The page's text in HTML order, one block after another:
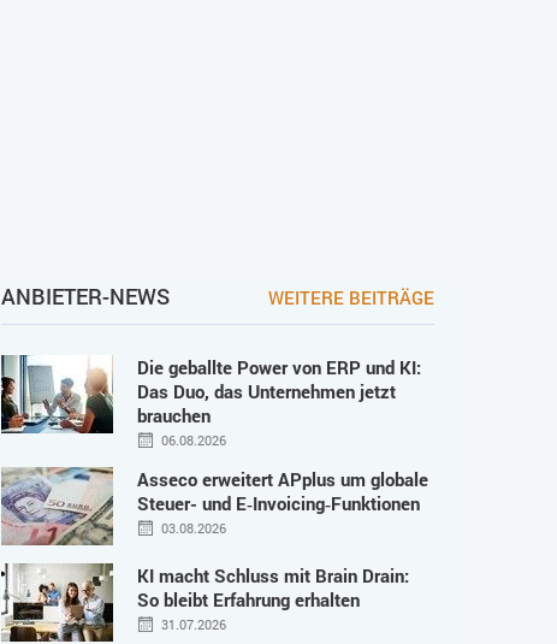
ANBIETER-NEWS WEITERE BEITRÄGE
Die geballte Power von ERP und KI:
Das Duo, das Unternehmen jetzt
brauchen
06.08.2026
Asseco erweitert APplus um globale
Steuer- und E‑Invoicing‑Funktionen
03.08.2026
KI macht Schluss mit Brain Drain:
So bleibt Erfahrung erhalten
31.07.2026